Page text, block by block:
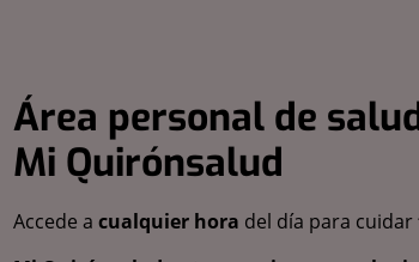
Área personal de
Mi Quirónsalud
Accede a cualquier hora del día para cuidar